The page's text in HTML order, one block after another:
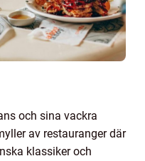
och sina vackra
av restauranger där
klassiker och